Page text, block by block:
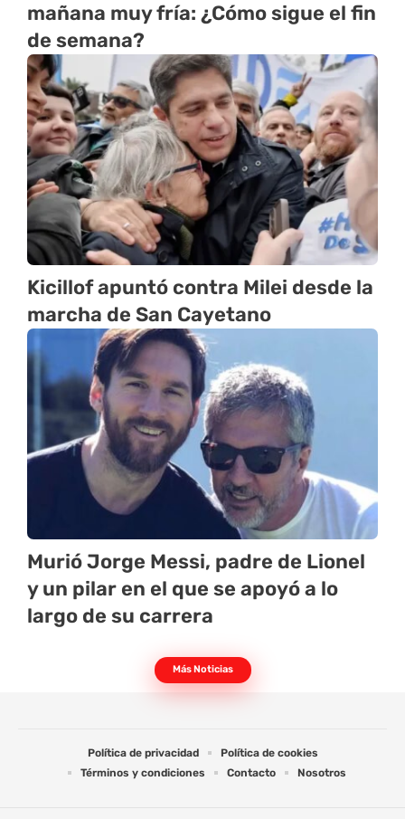
mañana muy fría: ¿Cómo sigue el fin
de semana?
Kicillof apuntó contra Milei desde la
marcha de San Cayetano
Murió Jorge Messi, padre de Lionel
y un pilar en el que se apoyó a lo
largo de su carrera
Más Noticias
Política de privacidad
Política de cookies
Términos y condiciones
Contacto Nosotros